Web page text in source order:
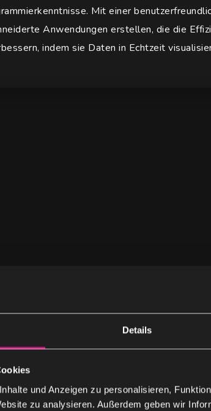
Details
und Anzeigen zu personalisieren,
zu analysieren. Außerdem geben wir
Mit einer
Anwendungen erstellen, die die
indem sie Daten in Echtzeit
sich auf die Entwicklung von intelligenten
E-Mail-Kommunikation spezialisiert hat. Mit
optimiert emlen den E-Mail-